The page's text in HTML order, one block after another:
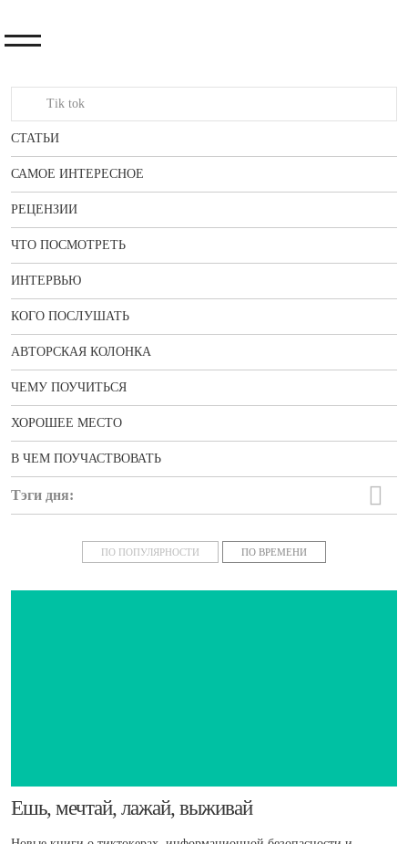
СТАТЬИ
САМОЕ ИНТЕРЕСНОЕ
РЕЦЕНЗИИ
ЧТО ПОСМОТРЕТЬ
ИНТЕРВЬЮ
КОГО ПОСЛУШАТЬ
АВТОРСКАЯ КОЛОНКА
ЧЕМУ ПОУЧИТЬСЯ
ХОРОШЕЕ МЕСТО
В ЧЕМ ПОУЧАСТВОВАТЬ
Тэги дня:
ПО ПОПУЛЯРНОСТИ ПО ВРЕМЕНИ
Ешь, мечтай, лажай, выживай